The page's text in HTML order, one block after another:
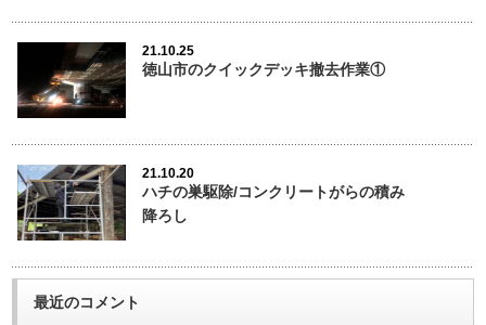
21.10.25
徳山市のクイックデッキ撤去作業①
21.10.20
ハチの巣駆除/コンクリートがらの積み
降ろし
最近のコメント